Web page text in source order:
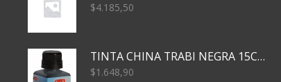
$4.185,50
TINTA CHINA TRABI NEGRA 15CC TR3460
$1.648,90